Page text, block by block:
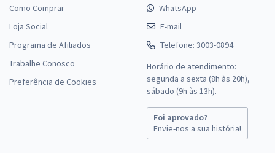
Como Comprar
Loja Social
Programa de Afiliados
Trabalhe Conosco
Preferência de Cookies
WhatsApp
E-mail
Telefone: 3003-0894
Horário de atendimento:
segunda a sexta (8h às 20h),
sábado (9h às 13h).
Foi aprovado?
Envie-nos a sua história!